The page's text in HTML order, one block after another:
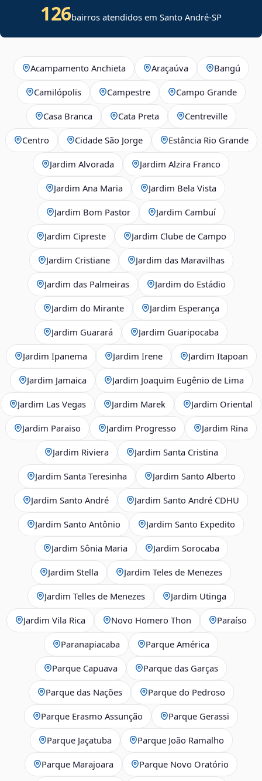
126bairros atendidos em Santo André-SP
Acampamento Anchieta Araçaúva Bangú
Camilópolis Campestre Campo Grande
Casa Branca Cata Preta Centreville
Centro Cidade São Jorge Estância Rio Grande
Jardim Alvorada Jardim Alzira Franco
Jardim Ana Maria Jardim Bela Vista
Jardim Bom Pastor Jardim Cambuí
Jardim Cipreste Jardim Clube de Campo
Jardim Cristiane Jardim das Maravilhas
Jardim das Palmeiras Jardim do Estádio
Jardim do Mirante Jardim Esperança
Jardim Guarará Jardim Guaripocaba
Jardim Ipanema Jardim Irene Jardim Itapoan
Jardim Jamaica Jardim Joaquim Eugênio de Lima
Jardim Las Vegas Jardim Marek Jardim Oriental
Jardim Paraiso Jardim Progresso Jardim Rina
Jardim Riviera Jardim Santa Cristina
Jardim Santa Teresinha Jardim Santo Alberto
Jardim Santo André Jardim Santo André CDHU
Jardim Santo Antônio Jardim Santo Expedito
Jardim Sônia Maria Jardim Sorocaba
Jardim Stella Jardim Teles de Menezes
Jardim Telles de Menezes Jardim Utinga
Jardim Vila Rica Novo Homero Thon Paraíso
Paranapiacaba Parque América
Parque Capuava Parque das Garças
Parque das Nações Parque do Pedroso
Parque Erasmo Assunção Parque Gerassi
Parque Jaçatuba Parque João Ramalho
Parque Marajoara Parque Novo Oratório